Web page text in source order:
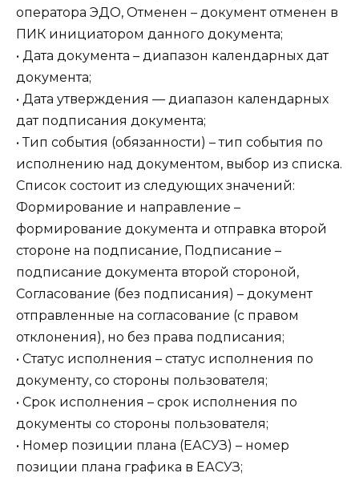
оператора ЭДО, Отменен – документ отменен в
ПИК инициатором данного документа;
• Дата документа – диапазон календарных дат
документа;
• Дата утверждения — диапазон календарных
дат подписания документа;
• Тип события (обязанности) – тип события по
исполнению над документом, выбор из списка.
Список состоит из следующих значений:
Формирование и направление –
формирование документа и отправка второй
стороне на подписание, Подписание –
подписание документа второй стороной,
Согласование (без подписания) – документ
отправленные на согласование (с правом
отклонения), но без права подписания;
• Статус исполнения – статус исполнения по
документу, со стороны пользователя;
• Срок исполнения – срок исполнения по
документы со стороны пользователя;
• Номер позиции плана (ЕАСУЗ) – номер
позиции плана графика в ЕАСУЗ;